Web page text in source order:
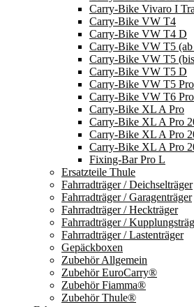
Carry-Bike Vivaro I
Carry-Bike VW T4
Carry-Bike VW T4 D
Carry-Bike VW T5 (ab
Carry-Bike VW T5
Carry-Bike VW T5 D
Carry-Bike VW T5 Pro
Carry-Bike VW T6 Pro
Carry-Bike XL A Pro
Carry-Bike XL A Pro
Carry-Bike XL A Pro
Carry-Bike XL A Pro
Fixing-Bar Pro L
Ersatzteile Thule
Fahrradträger / Deichselträger
Fahrradträger / Garagenträger
Fahrradträger / Heckträger
Fahrradträger /
Fahrradträger / Lastenträger
Gepäckboxen
Zubehör Allgemein
Zubehör EuroCarry®
Zubehör Fiamma®
Zubehör Thule®